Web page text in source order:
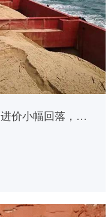
广东今年第一季度淡化海砂购进价小幅回落，预计5月份后爆发性增长